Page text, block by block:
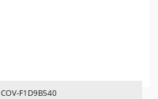
COV-F1D9B540